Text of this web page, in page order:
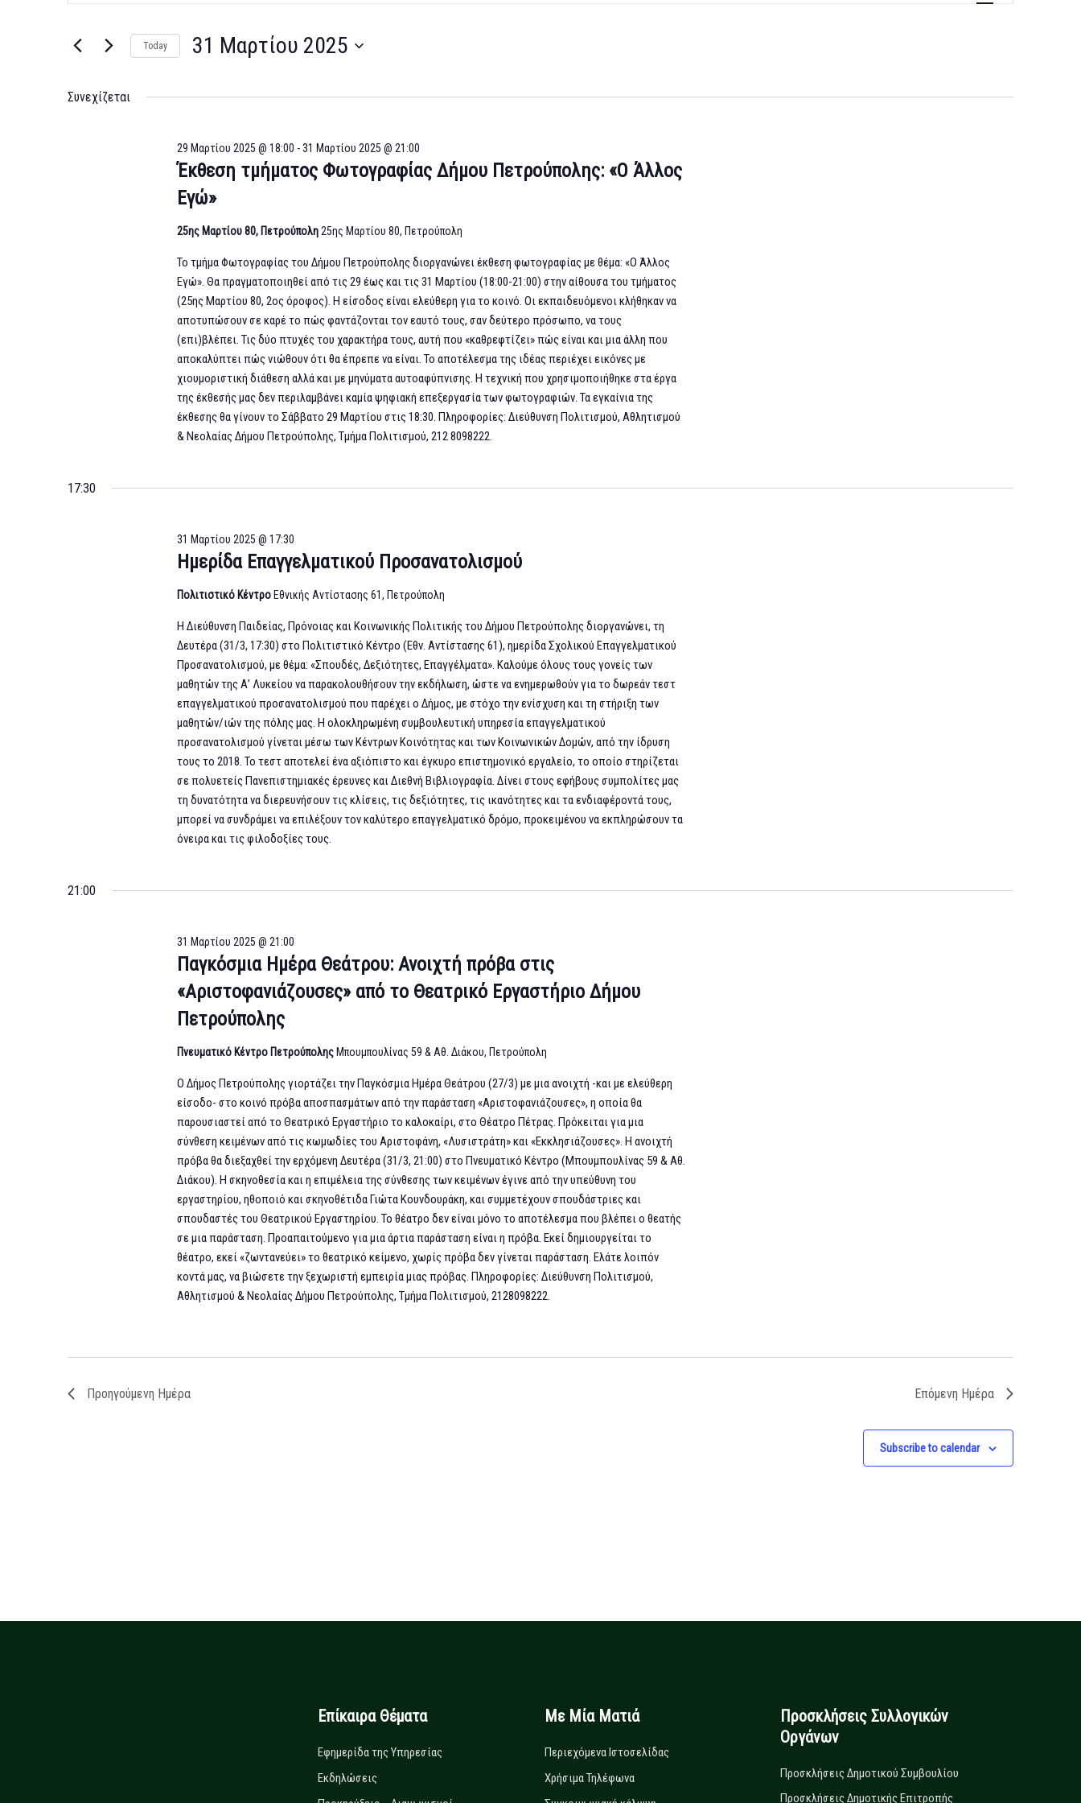
Search
and
Views
Εκδηλώσεις
Keyword.
Today 31 Μαρτίου 2025
Συνεχίζεται
Έκθεση τμήματος Φωτογραφίας Δήμου Πετρούπολης: «Ο Άλλος
Εγώ»
29 Μαρτίου 2025 @ 18:00 -31 Μαρτίου 2025 @ 21:00
25ης Μαρτίου 80, Πετρούπολη 25ης Μαρτίου 80, Πετρούπολη
Το τμήμα Φωτογραφίας του Δήμου Πετρούπολης διοργανώνει έκθεση φωτογραφίας με θέμα: «Ο Άλλος
Εγώ». Θα πραγματοποιηθεί από τις 29 έως και τις 31 Μαρτίου (18:00-21:00) στην αίθουσα του τμήματος
(25ης Μαρτίου 80, 2ος όροφος). Η είσοδος είναι ελεύθερη για το κοινό. Οι εκπαιδευόμενοι κλήθηκαν να
αποτυπώσουν σε καρέ το πώς φαντάζονται τον εαυτό τους, σαν δεύτερο πρόσωπο, να τους
(επι)βλέπει. Τις δύο πτυχές του χαρακτήρα τους, αυτή που «καθρεφτίζει» πώς είναι και μια άλλη που
αποκαλύπτει πώς νιώθουν ότι θα έπρεπε να είναι. Το αποτέλεσμα της ιδέας περιέχει εικόνες με
χιουμοριστική διάθεση αλλά και με μηνύματα αυτοαφύπνισης. Η τεχνική που χρησιμοποιήθηκε στα έργα
της έκθεσής μας δεν περιλαμβάνει καμία ψηφιακή επεξεργασία των φωτογραφιών. Τα εγκαίνια της
έκθεσης θα γίνουν το Σάββατο 29 Μαρτίου στις 18:30. Πληροφορίες: Διεύθυνση Πολιτισμού, Αθλητισμού
& Νεολαίας Δήμου Πετρούπολης, Τμήμα Πολιτισμού, 212 8098222.
17:30
Ημερίδα Επαγγελματικού Προσανατολισμού
31 Μαρτίου 2025 @ 17:30
Πολιτιστικό Κέντρο Εθνικής Αντίστασης 61, Πετρούπολη
Η Διεύθυνση Παιδείας, Πρόνοιας και Κοινωνικής Πολιτικής του Δήμου Πετρούπολης διοργανώνει, τη
Δευτέρα (31/3, 17:30) στο Πολιτιστικό Κέντρο (Εθν. Αντίστασης 61), ημερίδα Σχολικού Επαγγελματικού
Προσανατολισμού, με θέμα: «Σπουδές, Δεξιότητες, Επαγγέλματα». Καλούμε όλους τους γονείς των
μαθητών της Α’ Λυκείου να παρακολουθήσουν την εκδήλωση, ώστε να ενημερωθούν για το δωρεάν τεστ
επαγγελματικού προσανατολισμού που παρέχει ο Δήμος, με στόχο την ενίσχυση και τη στήριξη των
μαθητών/ιών της πόλης μας. Η ολοκληρωμένη συμβουλευτική υπηρεσία επαγγελματικού
προσανατολισμού γίνεται μέσω των Κέντρων Κοινότητας και των Κοινωνικών Δομών, από την ίδρυση
τους το 2018. Το τεστ αποτελεί ένα αξιόπιστο και έγκυρο επιστημονικό εργαλείο, το οποίο στηρίζεται
σε πολυετείς Πανεπιστημιακές έρευνες και Διεθνή Βιβλιογραφία. Δίνει στους εφήβους συμπολίτες μας
τη δυνατότητα να διερευνήσουν τις κλίσεις, τις δεξιότητες, τις ικανότητες και τα ενδιαφέροντά τους,
μπορεί να συνδράμει να επιλέξουν τον καλύτερο επαγγελματικό δρόμο, προκειμένου να εκπληρώσουν τα
όνειρα και τις φιλοδοξίες τους.
21:00
Παγκόσμια Ημέρα Θεάτρου: Ανοιχτή πρόβα στις
«Αριστοφανιάζουσες» από το Θεατρικό Εργαστήριο Δήμου
Πετρούπολης
31 Μαρτίου 2025 @ 21:00
Πνευματικό Κέντρο Πετρούπολης Μπουμπουλίνας 59 & Αθ. Διάκου, Πετρούπολη
Ο Δήμος Πετρούπολης γιορτάζει την Παγκόσμια Ημέρα Θεάτρου (27/3) με μια ανοιχτή -και με ελεύθερη
είσοδο- στο κοινό πρόβα αποσπασμάτων από την παράσταση «Αριστοφανιάζουσες», η οποία θα
παρουσιαστεί από το Θεατρικό Εργαστήριο το καλοκαίρι, στο Θέατρο Πέτρας. Πρόκειται για μια
σύνθεση κειμένων από τις κωμωδίες του Αριστοφάνη, «Λυσιστράτη» και «Εκκλησιάζουσες». Η ανοιχτή
πρόβα θα διεξαχθεί την ερχόμενη Δευτέρα (31/3, 21:00) στο Πνευματικό Κέντρο (Μπουμπουλίνας 59 & Αθ.
Διάκου). Η σκηνοθεσία και η επιμέλεια της σύνθεσης των κειμένων έγινε από την υπεύθυνη του
εργαστηρίου, ηθοποιό και σκηνοθέτιδα Γιώτα Κουνδουράκη, και συμμετέχουν σπουδάστριες και
σπουδαστές του Θεατρικού Εργαστηρίου. Το θέατρο δεν είναι μόνο το αποτέλεσμα που βλέπει ο θεατής
σε μια παράσταση. Προαπαιτούμενο για μια άρτια παράσταση είναι η πρόβα. Εκεί δημιουργείται το
θέατρο, εκεί «ζωντανεύει» το θεατρικό κείμενο, χωρίς πρόβα δεν γίνεται παράσταση. Ελάτε λοιπόν
κοντά μας, να βιώσετε την ξεχωριστή εμπειρία μιας πρόβας. Πληροφορίες: Διεύθυνση Πολιτισμού,
Αθλητισμού & Νεολαίας Δήμου Πετρούπολης, Τμήμα Πολιτισμού, 2128098222.
Προηγούμενη Ημέρα Επόμενη Ημέρα
Subscribe to calendar
Επίκαιρα Θέματα
Εφημερίδα της Υπηρεσίας
Εκδηλώσεις
Με Μία Ματιά
Περιεχόμενα Ιστοσελίδας
Χρήσιμα Τηλέφωνα
Προσκλήσεις Συλλογικών
Οργάνων
Προσκλήσεις Δημοτικού Συμβουλίου
Προσκλήσεις Δημοτικής Επιτροπής